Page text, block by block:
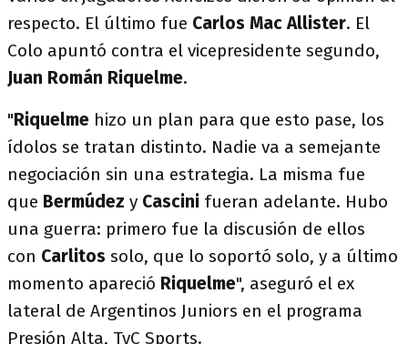
respecto. El último fue Carlos Mac Allister. El
Colo apuntó contra el vicepresidente segundo,
Juan Román Riquelme.
"Riquelme hizo un plan para que esto pase, los
ídolos se tratan distinto. Nadie va a semejante
negociación sin una estrategia. La misma fue
que Bermúdez y Cascini fueran adelante. Hubo
una guerra: primero fue la discusión de ellos
con Carlitos solo, que lo soportó solo, y a último
momento apareció Riquelme", aseguró el ex
lateral de Argentinos Juniors en el programa
Presión Alta, TyC Sports.